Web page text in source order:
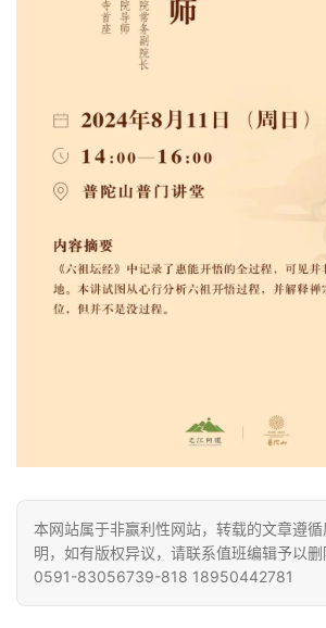
资
讯
八
点
僧
本网站属于非赢利性网站，转载的文章遵
明，如有版权异议，请联系值班编辑予以删
0591-83056739-818 18950442781